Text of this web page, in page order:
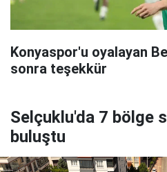
Konyaspor'u oyalayan
sonra teşekkür
Selçuklu'da 7 bölge
buluştu